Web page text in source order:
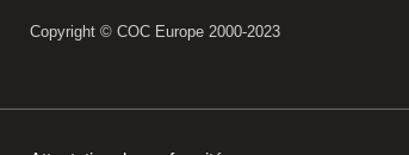
Copyright © COC Europe 2000-2023